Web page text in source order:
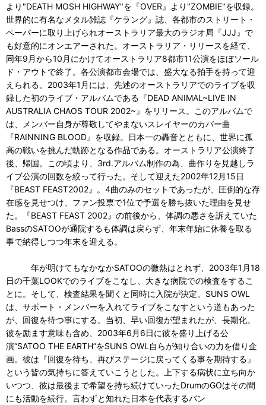
より"DEATH MOSH HIGHWAY"を『OVER』より"ZOMBIE"を収録。
世界的に有名なメタル雑誌『ケラング』誌、各都市のストリート・
ペーパーに取り上げられオーストラリア最大のラジオ局『JJJ』で
も好意的にオンエアーされた。オーストラリア・リリースを経て、
同年9月から10月にかけてオーストラリア8都市11公演をほぼソール
ド・アウトで終了。各公演都市会場では、盛大なる拍手を持って迎
えられる。2003年1月には、先述のオーストラリアでのライブを収
録した初のライブ・アルバムである『DEAD ANIMAL~LIVE IN
AUSTRALIA CHAOS TOUR 2002~』をリリース。このアルバムで
は、メンバー自身が尊敬してやまないスレイヤーのカバー曲
『RAINNING BLOOD』を収録。日本一の轟音とともに、世界に孤
高の戦いを挑んだ軌跡となる作品である。オーストラリア公演終了
後、帰国。この頃より、3rd.アルバム制作の為、曲作りを見越しラ
イブ公演の回数を絞って行った。そして迎えた2002年12月15日
『BEAST FEAST2002』。4曲のみのセットであったが、圧倒的な存
在感を見せつけ、ファン投票で1位で予選を勝ち抜いた理由を見せ
た。『BEAST FEAST 2002』の前後から、体調の悪さを訴えていた
BassのSATOOが通院するも体調は戻らず、年末年始に休養を取る
事で納得しつつ年末を迎える。
年が明けてもなかなかSATOOの微熱はとれず、2003年1月18
日の千葉LOOKでのライブをこなし、大きな病院での検査をするこ
とに。そして、検査結果を聞くと同時に入院が決定。SUNS OWL
は、サポート・メンバーを入れてライブをこなすという道もあった
が、回復を待つ事にする。当初、早い回復が望まれたが、長期化。
彼を励ます意味も含め、2003年6月6日に彼を盛り上げる公
演“SATOO THE EARTH”をSUNS OWL自らが知り合いの力を借り企
画。彼は『回復を待ち、再びステージに戻ってくる事を期待する』
という皆の気持ちに答えていこうとした。上下する病状に立ち向か
いつつ、彼は最後まで希望を持ち続けていったDrumのGOはその間
にも活動を続行。言わずと知れた日本を代表するバン